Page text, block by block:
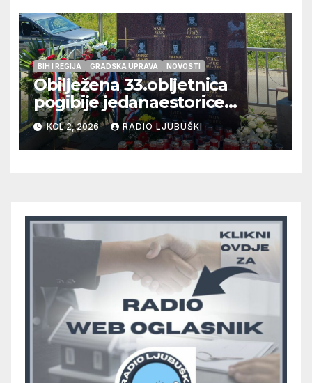
BIH I REGIJA GRADSKA UPRAVA NOVOSTI
Obilježena 33.obljetnica
pogibije jedanaestorice
ljubuških branitelja
KOL 2, 2026 RADIO LJUBUŠKI